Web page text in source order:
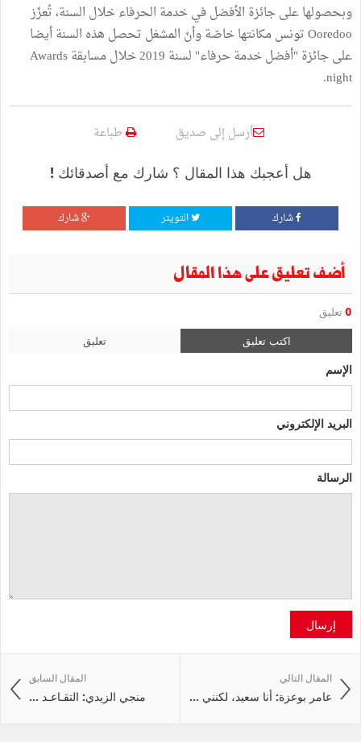
وبحصولها على جائزة الأفضل في خدمة الحرفاء خلال السنة، تُعزّز
Ooredoo تونس مكانتها خاصّة وأنّ المشغل تحصل هذه السنة أيضا
على جائزة "أفضل خدمة حرفاء" لسنة 2019 خلال مسابقة Awards
night.
أرسل إلى صديق طباعة
هل أعجبك هذا المقال ؟ شارك مع أصدقائك !
شارك التويتر شارك
أضف تعليق على هذا المقال
0 تعليق
اكتب تعليق تعليق
الإسم
البريد الإلكتروني
الرسالة
إرسال
المقال السابق
منجي الزيدي: التقـاعـد ...
المقال التالي
عامر بوعزة: أنا سعيد، لكنني ...